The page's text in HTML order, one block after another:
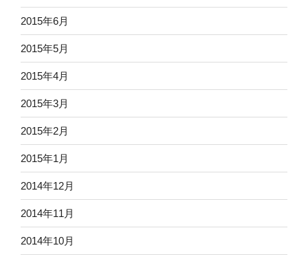
2015年6月
2015年5月
2015年4月
2015年3月
2015年2月
2015年1月
2014年12月
2014年11月
2014年10月